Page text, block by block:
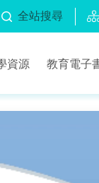
全站搜尋
資源 教育電子